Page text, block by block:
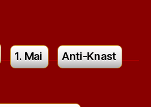
1. Mai Anti-Knast